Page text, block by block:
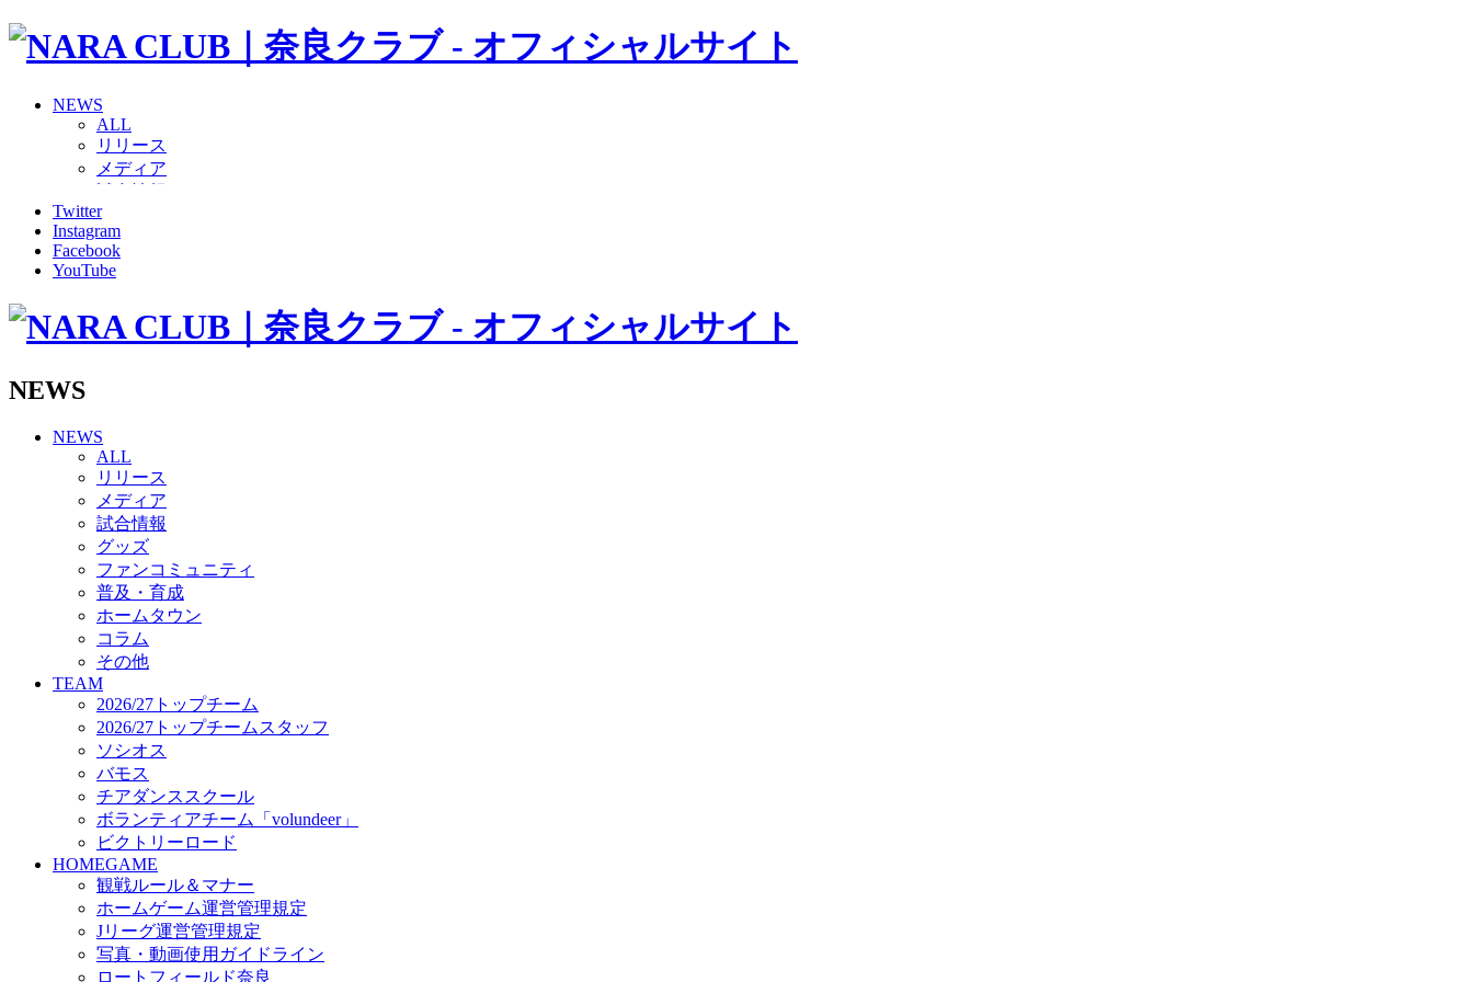
NEWS
ALL
リリース
メディア
グッズ
ファンコミュニティ
普及・育成
ホームタウン
その他
バモス
チアダンススクール
ボランティアチーム「volundeer」
ビクトリーロード
HOMEGAME
観戦ルール＆マナー
ホームゲーム運営管理規定
Jリーグ運営管理規定
写真・動画使用ガイドライン
ロートフィールド奈良
SCHEDULE
2026/27
練習見学時のファンサービスについて
TICKET
奈良クラブ明治安田J3リーグ2026/27シーズン試合観戦チケット
奈良クラブ明治安田Ｊ3リーグ 2026/27シーズン「鹿パス」
観戦ルール＆マナー
FANCOMMUNITY
2026/27ファンコミュニティ
サポートショップ
GOODS
オフィシャルストア（実店舗）
オンラインストア
ACADEMY
アカデミーについて
Twitter
Instagram
Facebook
YouTube
NEWS
NEWS
ALL
リリース
メディア
試合情報
グッズ
ファンコミュニティ
普及・育成
ホームタウン
コラム
その他
TEAM
2026/27トップチーム
2026/27トップチームスタッフ
ソシオス
バモス
チアダンススクール
ボランティアチーム「volundeer」
ビクトリーロード
HOMEGAME
観戦ルール＆マナー
ホームゲーム運営管理規定
Jリーグ運営管理規定
写真・動画使用ガイドライン
ロートフィールド奈良